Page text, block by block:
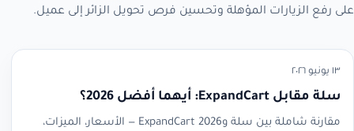
على رفع الزيارات المؤهلة وتحسين فرص تحويل الزائر إلى عميل.
١٣ يونيو ٢٠٢٦
سلة مقابل ExpandCart: أيهما أفضل 2026؟
مقارنة شاملة بين سلة وExpandCart 2026 — الأسعار، الميزات،